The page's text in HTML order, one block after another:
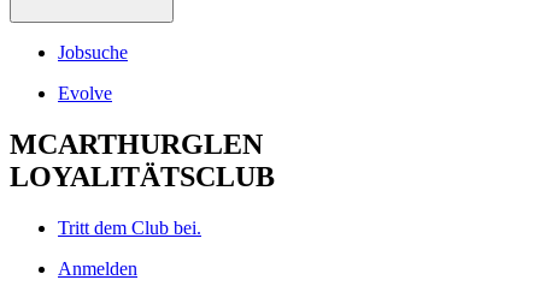
Jobsuche
Evolve
MCARTHURGLEN
LOYALITÄTSCLUB
Tritt dem Club bei.
Anmelden